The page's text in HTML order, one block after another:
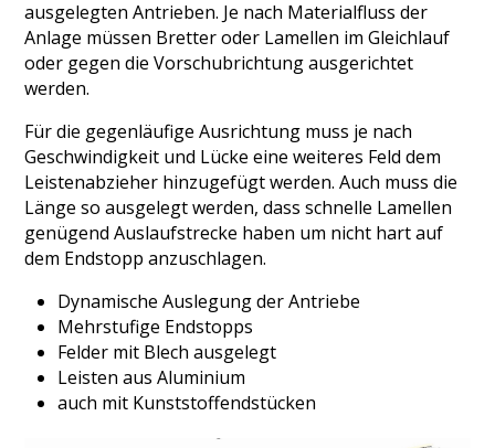
ausgelegten Antrieben. Je nach Materialfluss der
Anlage müssen Bretter oder Lamellen im Gleichlauf
oder gegen die Vorschubrichtung ausgerichtet
werden.
Für die gegenläufige Ausrichtung muss je nach
Geschwindigkeit und Lücke eine weiteres Feld dem
Leistenabzieher hinzugefügt werden. Auch muss die
Länge so ausgelegt werden, dass schnelle Lamellen
genügend Auslaufstrecke haben um nicht hart auf
dem Endstopp anzuschlagen.
Dynamische Auslegung der Antriebe
Mehrstufige Endstopps
Felder mit Blech ausgelegt
Leisten aus Aluminium
auch mit Kunststoffendstücken